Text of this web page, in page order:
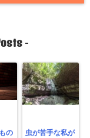
-
の 虫が苦手な私が